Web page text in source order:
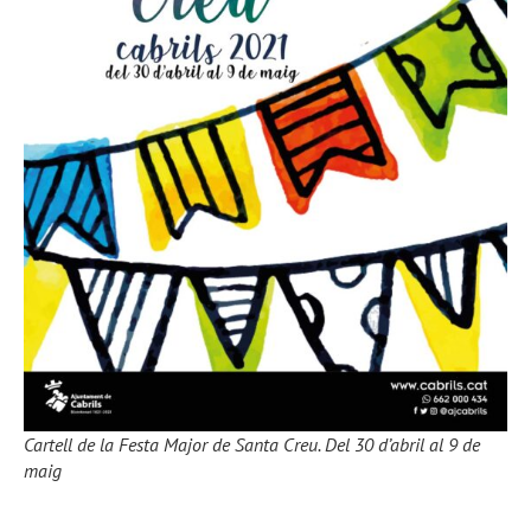
Cartell de la Festa Major de Santa Creu. Del 30 d’abril al 9 de
maig